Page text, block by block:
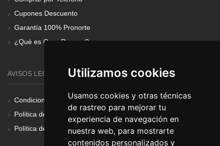
Utilizamos cookies
Usamos cookies y otras técnicas
de rastreo para mejorar tu
experiencia de navegación en
nuestra web, para mostrarte
contenidos personalizados y
Cupones Descuento
Garantía 100% Pronorte
¿Qué es Gear Renove?
AVISOS LEGALES
Condiciones Generales
Política de Cookies
Política de Privacidad